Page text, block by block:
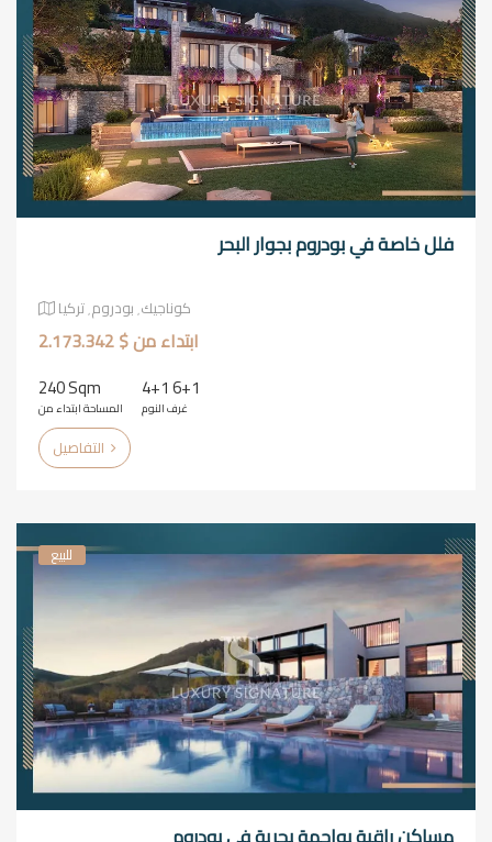
فلل خاصة في بودروم بجوار البحر
كوناجيك٬ بودروم٬ تركيا
ابتداء من $ 2.173.342
240 Sqm
المساحة ابتداء من
4+1 6+1
غرف النوم
للبيع